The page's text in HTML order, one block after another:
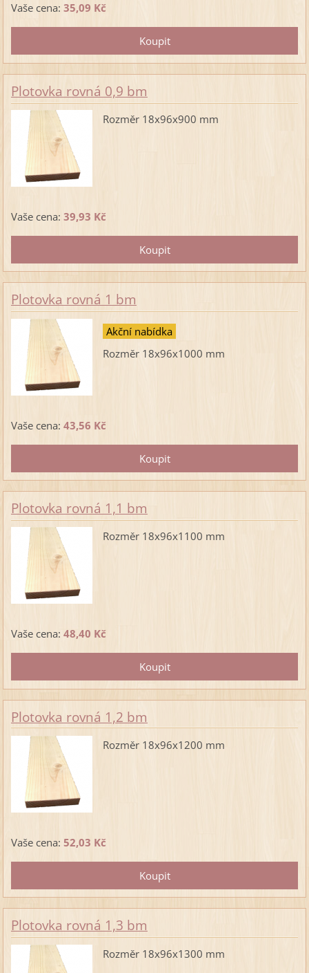
Vaše cena: 35,09 Kč
Plotovka rovná 0,9 bm
Rozměr 18x96x900 mm
Vaše cena: 39,93 Kč
Plotovka rovná 1 bm
Akční nabídka
Rozměr 18x96x1000 mm
Vaše cena: 43,56 Kč
Plotovka rovná 1,1 bm
Rozměr 18x96x1100 mm
Vaše cena: 48,40 Kč
Plotovka rovná 1,2 bm
Rozměr 18x96x1200 mm
Vaše cena: 52,03 Kč
Plotovka rovná 1,3 bm
Rozměr 18x96x1300 mm